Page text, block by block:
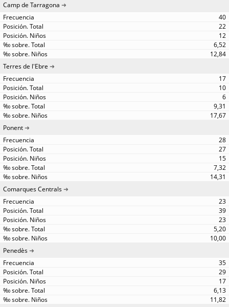
Camp de Tarragona
40
22
12
6,52
12,84
Terres de l'Ebre
17
10
6
9,31
17,67
Ponent
28
27
15
7,32
14,31
Comarques Centrals
23
39
23
5,20
10,00
Penedès
35
29
17
6,13
11,82